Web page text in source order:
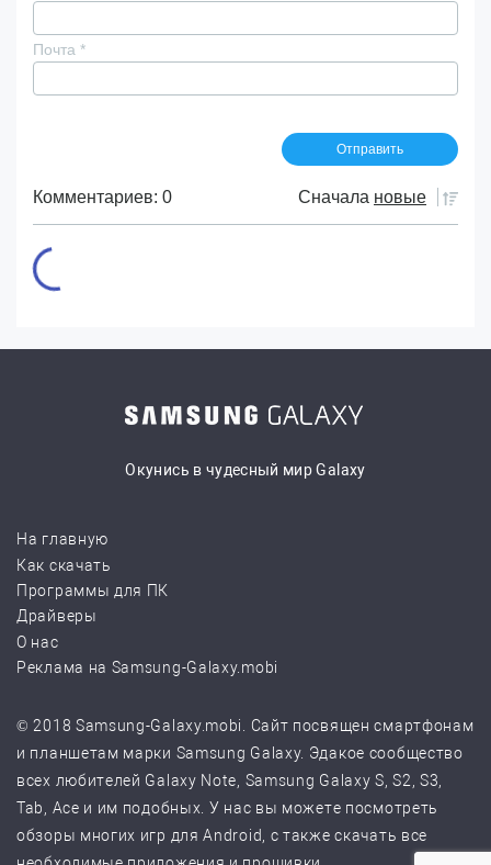
Почта *
Комментариев: 0 Сначала новые
Окунись в чудесный мир Galaxy
На главную
Как скачать
Программы для ПК
Драйверы
О нас
Реклама на Samsung-Galaxy.mobi
© 2018 Samsung-Galaxy.mobi. Сайт посвящен смартфонам
и планшетам марки Samsung Galaxy. Эдакое сообщество
всех любителей Galaxy Note, Samsung Galaxy S, S2, S3,
Tab, Ace и им подобных. У нас вы можете посмотреть
обзоры многих игр для Android, с также скачать все